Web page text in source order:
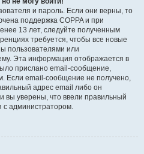
и пароль. Если они верны, то
поддержка COPPA и при
13 лет, следуйте полученным
требуется, чтобы все новые
пользователями или
Эта информация отображается в
прислано email-сообщение,
Если email-сообщение не получено,
адрес email либо он
вы уверены, что ввели правильный
с администратором.